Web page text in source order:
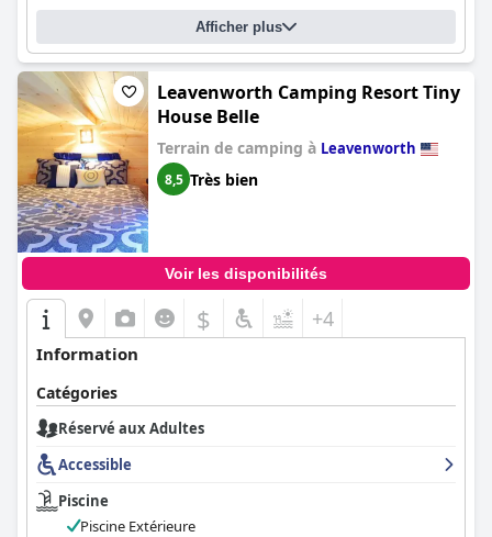
Afficher plus
Leavenworth Camping Resort Tiny
House Belle
Terrain de camping à Leavenworth
8,5 Très bien
Voir les disponibilités
$ +4
Information
Catégories
Réservé aux Adultes
Accessible
Piscine
Piscine Extérieure